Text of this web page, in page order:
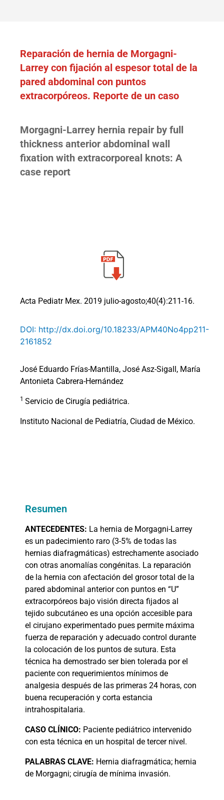
Reparación de hernia de Morgagni-
Larrey con fijación al espesor total de la
pared abdominal con puntos
extracorpóreos. Reporte de un caso
Morgagni-Larrey hernia repair by full
thickness anterior abdominal wall
fixation with extracorporeal knots: A
case report
Acta Pediatr Mex. 2019 julio-agosto;40(4):211-16.
DOI: http://dx.doi.org/10.18233/APM40No4pp211-
2161852
José Eduardo Frías-Mantilla, José Asz-Sigall, María
Antonieta Cabrera-Hernández
1 Servicio de Cirugía pediátrica.
Instituto Nacional de Pediatría, Ciudad de México.
Resumen
ANTECEDENTES: La hernia de Morgagni-Larrey
es un padecimiento raro (3-5% de todas las
hernias diafragmáticas) estrechamente asociado
con otras anomalías congénitas. La reparación
de la hernia con afectación del grosor total de la
pared abdominal anterior con puntos en “U”
extracorpóreos bajo visión directa fijados al
tejido subcutáneo es una opción accesible para
el cirujano experimentado pues permite máxima
fuerza de reparación y adecuado control durante
la colocación de los puntos de sutura. Esta
técnica ha demostrado ser bien tolerada por el
paciente con requerimientos mínimos de
analgesia después de las primeras 24 horas, con
buena recuperación y corta estancia
intrahospitalaria.
CASO CLÍNICO: Paciente pediátrico intervenido
con esta técnica en un hospital de tercer nivel.
PALABRAS CLAVE: Hernia diafragmática; hernia
de Morgagni; cirugía de mínima invasión.